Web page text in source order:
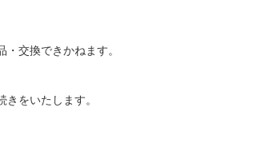
交換できかねます。
をいたします。